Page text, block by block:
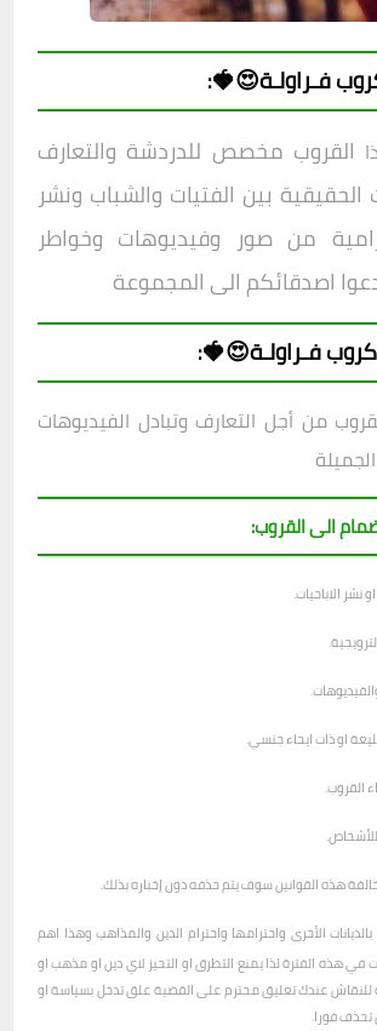
فـراولـة😍🍓:
القروب مخصص للدردشة والتعارف
الحقيقية بين الفتيات والشباب ونشر
من صور وفيديوهات وخواطر
اصدقائكم الى المجموعة
كروبفـراولـة😍🍓:
من أجل التعارف وتبادل الفيديوهات
الى القروب:
الاباحيات.
او ذات ايحاء جنسي.
القروب.
للأشخاص.
هذه القوانين سوف يتم حذفه دون إخباره بذلك.
الأخرى واحترامها واحترام الدين والمذاهب وهذا اهم
في هذه الفترة لذا يمنع التطرق او التحيز لاي دين او مذهب او
عندك تعليق محترم على القضية علق تدخل بسياسة او
فورا.